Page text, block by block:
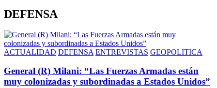
DEFENSA
ACTUALIDAD DEFENSA ENTREVISTAS GEOPOLITICA
General (R) Milani: “Las Fuerzas Armadas están
muy colonizadas y subordinadas a Estados Unidos”